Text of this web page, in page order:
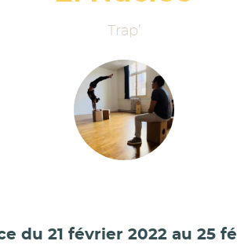
Trap’
du 21 février 2022 au 25